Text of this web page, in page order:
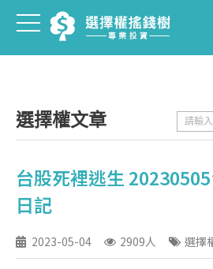
選擇權文章
台股死裡逃生
日記
2023-05-04 2909人 選擇